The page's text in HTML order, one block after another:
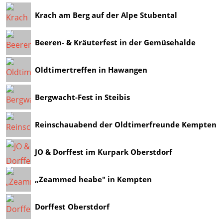
Krach am Berg auf der Alpe Stubental
Beeren- & Kräuterfest in der Gemüsehalde
Oldtimertreffen in Hawangen
Bergwacht-Fest in Steibis
Reinschauabend der Oldtimerfreunde Kempten
JO & Dorffest im Kurpark Oberstdorf
„Zeammed heabe" in Kempten
Dorffest Oberstdorf